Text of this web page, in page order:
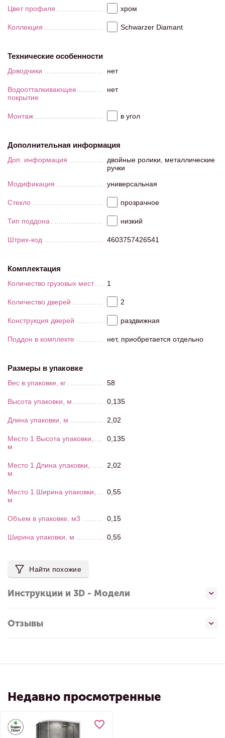
Цвет профиля хром
Коллекция Schwarzer Diamant
Технические особенности
Доводчики нет
Водоотталкивающее
покрытие
нет
Монтаж в угол
Дополнительная информация
Доп. информация
двойные ролики, металлические
ручки
Модификация
универсальная
Стекло прозрачное
Тип поддона низкий
Штрих-код 4603757426541
Комплектация
Количество грузовых мест 1
Количество дверей 2
Конструкция дверей раздвижная
Поддон в комплекте нет, приобретается отдельно
Размеры в упаковке
Вес в упаковке, кг 58
Высота упаковки, м 0,135
Длина упаковки, м 2,02
Место 1 Высота упаковки,
м
0,135
Место 1 Длина упаковки,
м
2,02
Место 1 Ширина упаковки,
м
0,55
Объем в упаковке, м3 0,15
Ширина упаковки, м 0,55
Найти похожие
Инструкции и 3D - Модели
Отзывы
Недавно просмотренные